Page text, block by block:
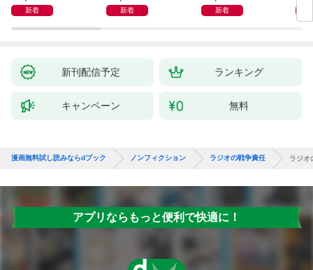
新着 新着 新着
新刊配信予定 ランキング
キャンペーン 無料
漫画無料試し読みならdブック ノンフィクション ラジオの戦争責任 ラジオ
アプリならもっと便利で快適に！